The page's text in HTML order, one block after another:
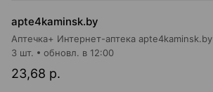
apte4kaminsk.by
Аптечка+ Интернет-аптека apte4kaminsk.by
23,68 р.
3 шт. обновл. в 12:00